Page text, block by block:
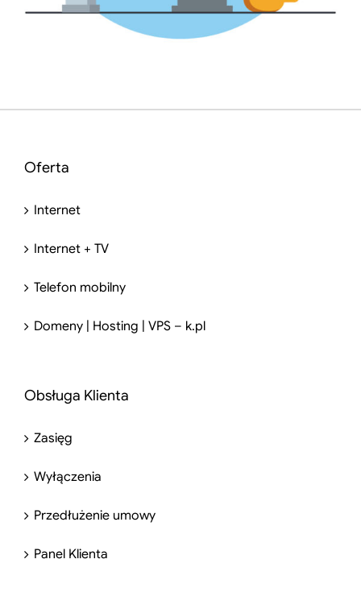
Oferta
Internet
Internet + TV
Telefon mobilny
Domeny | Hosting | VPS – k.pl
Obsługa Klienta
Zasięg
Wyłączenia
Przedłużenie umowy
Panel Klienta